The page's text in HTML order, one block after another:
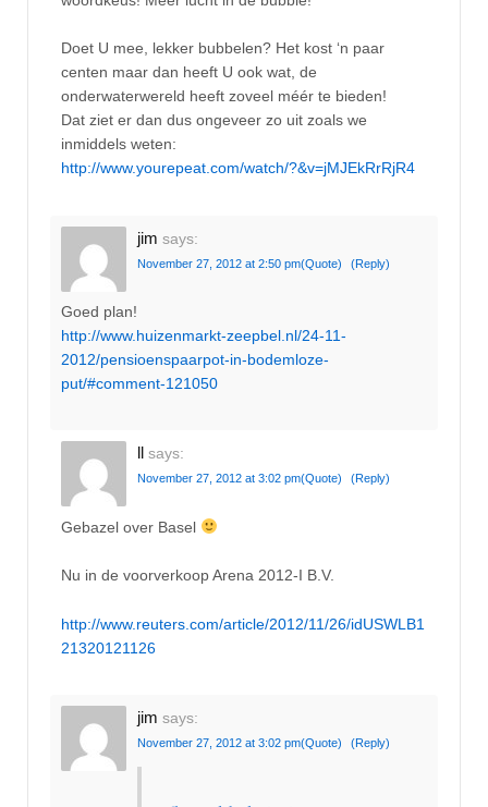
Doet U mee, lekker bubbelen? Het kost ‘n paar
centen maar dan heeft U ook wat, de
onderwaterwereld heeft zoveel méér te bieden!
Dat ziet er dan dus ongeveer zo uit zoals we
inmiddels weten:
http://www.yourepeat.com/watch/?&v=jMJEkRrRjR4
jim says:
November 27, 2012 at 2:50 pm(Quote) (Reply)
Goed plan!
http://www.huizenmarkt-zeepbel.nl/24-11-
2012/pensioenspaarpot-in-bodemloze-
put/#comment-121050
ll says:
November 27, 2012 at 3:02 pm(Quote) (Reply)
Gebazel over Basel
Nu in de voorverkoop Arena 2012-I B.V.
http://www.reuters.com/article/2012/11/26/idUSWLB1
21320121126
jim says:
November 27, 2012 at 3:02 pm(Quote) (Reply)